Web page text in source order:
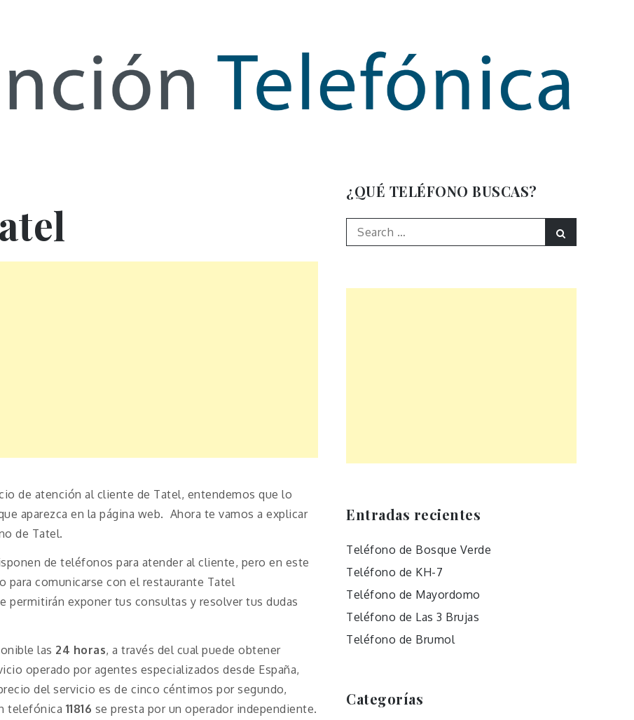
de Información
de atención al cliente de Tatel, entendemos que lo
aparezca en la página web. Ahora te vamos a explicar
de Tatel.
de teléfonos para atender al cliente, pero en este
comunicarse con el restaurante Tatel
permitirán exponer tus consultas y resolver tus dudas
las 24 horas, a través del cual puede obtener
operado por agentes especializados desde España,
del servicio es de cinco céntimos por segundo,
telefónica 11816 se presta por un operador independiente.
¿QUÉ TELÉFONO BUSCAS?
Search
for:
Entradas recientes
Teléfono de Bosque Verde
Teléfono de KH-7
Teléfono de Mayordomo
Teléfono de Las 3 Brujas
Teléfono de Brumol
Categorías